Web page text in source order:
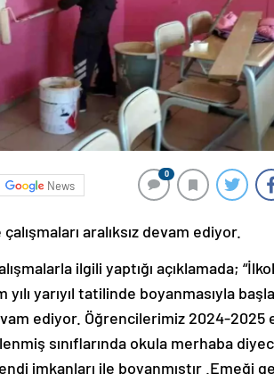
News
0
aralıksız devam ediyor.
ilgili yaptığı açıklamada;
yarıyıl tatilinde boyanmasıyla
ediyor. Öğrencilerimiz 2024-
sınıflarında okula merhaba
imkanları ile boyanmıştır .Emeği